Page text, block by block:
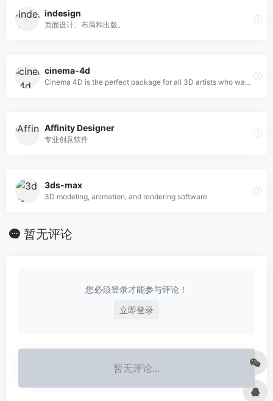
indesign
页面设计、布局和出版。
cinema-4d
Cinema 4D is the perfect package for all 3D artists who want to achieve breathtaking results fast and hassle-free.
Affinity Designer
专业创意软件
3ds-max
3D modeling, animation, and rendering software
暂无评论
您必须登录才能参与评论！
立即登录
暂无评论...